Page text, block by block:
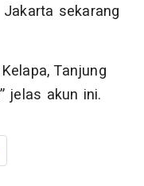
sekarang
Tanjung
jelas akun ini.